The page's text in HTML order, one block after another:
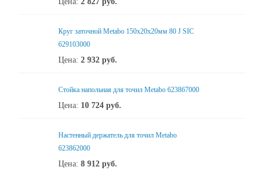
Круг заточной Metabo 150x20x20мм 80 J SIC
629103000
Цена: 2 932 руб.
Стойка напольная для точил Metabo 623867000
Цена: 10 724 руб.
Настенный держатель для точил Metabo
623862000
Цена: 8 912 руб.